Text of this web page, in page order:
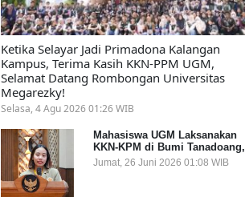
Ketika Selayar Jadi Primadona Kalangan
Kampus, Terima Kasih KKN-PPM UGM,
Selamat Datang Rombongan Universitas
Megarezky!
Selasa, 4 Agu 2026 01:26 WIB
Mahasiswa UGM Laksanakan
KKN-KPM di Bumi Tanadoang,
Diminta Dukung Gemerlap dan
Beri Solusi pada Persoalan
Jumat, 26 Juni 2026 01:08 WIB